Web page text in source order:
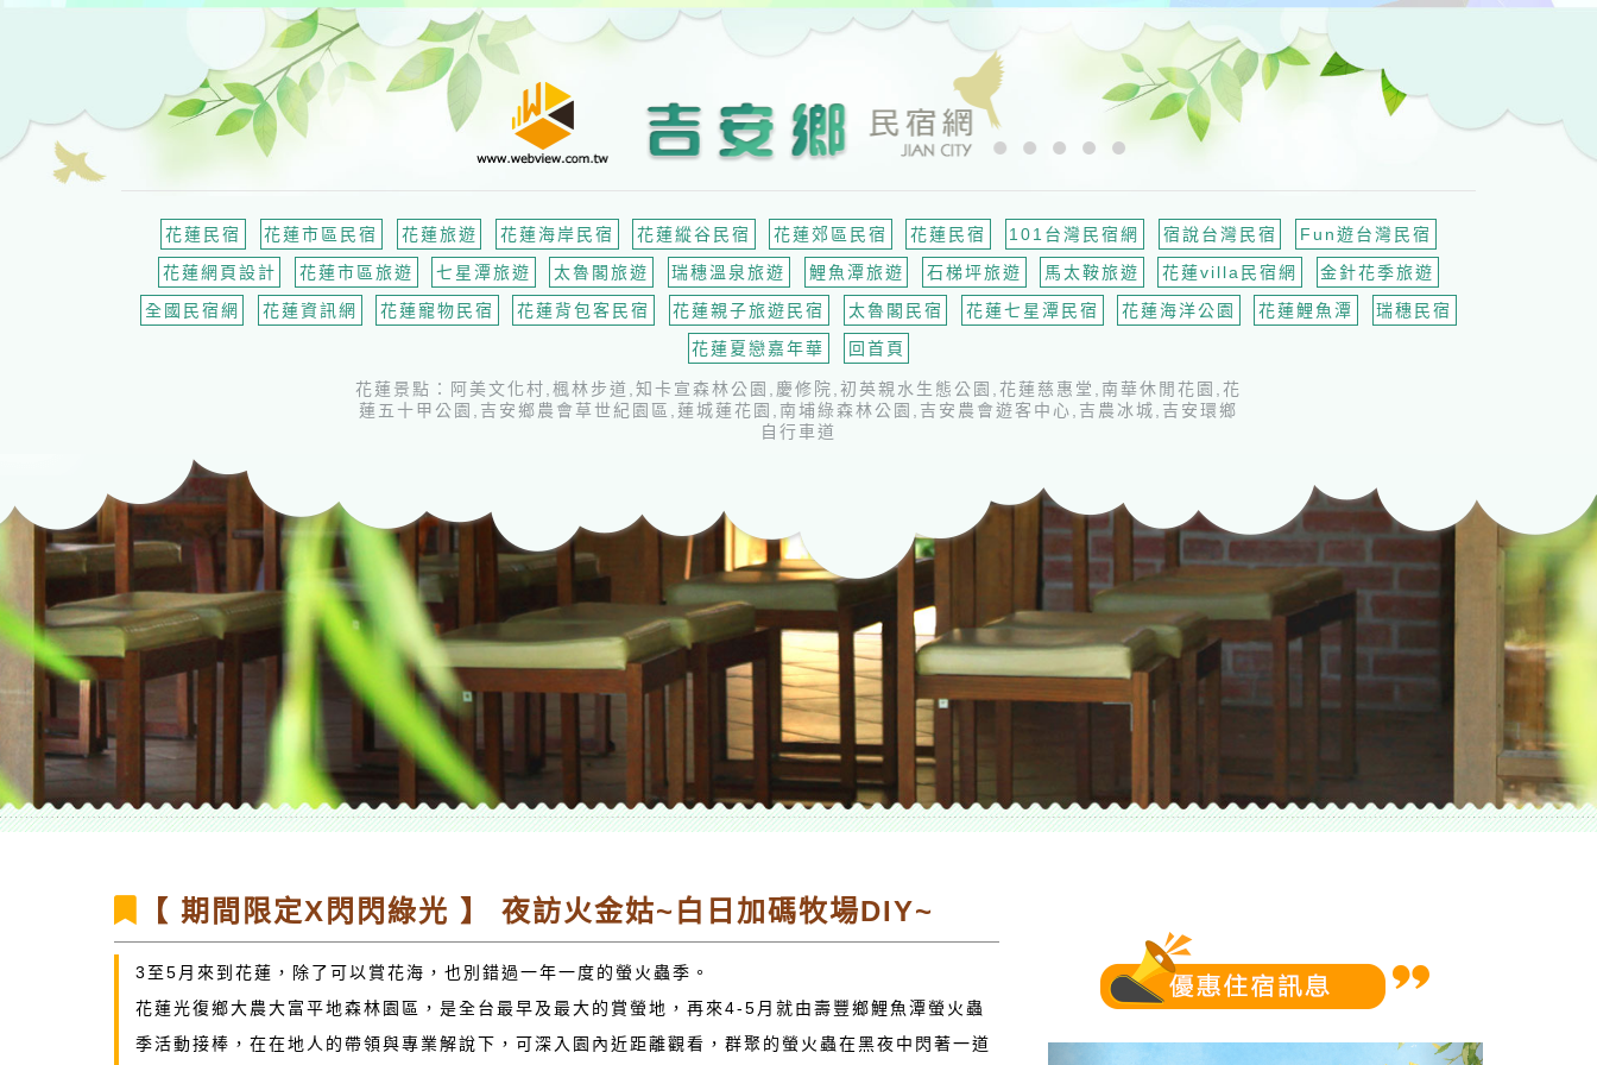
吉安鄉民宿網
花蓮民宿 花蓮市區民宿 花蓮旅遊 花蓮海岸民宿 花蓮縱谷民宿 花蓮郊區民宿 花蓮民宿 101台灣民宿網 宿說台灣民宿
Fun遊台灣民宿
花蓮網頁設計
花蓮市區旅遊 七星潭旅遊 太魯閣旅遊 瑞穗溫泉旅遊 鯉魚潭旅遊 石梯坪旅遊 馬太鞍旅遊 花蓮villa民宿網
金針花季旅遊
全國民宿網
花蓮資訊網 花蓮寵物民宿 花蓮背包客民宿 花蓮親子旅遊民宿 太魯閣民宿 花蓮七星潭民宿 花蓮海洋公園 花蓮鯉魚潭
瑞穗民宿
花蓮夏戀嘉年華
回首頁
花蓮景點：阿美文化村,楓林步道,知卡宣森林公園,慶修院,初英親水生態公園,花蓮慈惠堂,南華休閒花園,花
蓮五十甲公園,吉安鄉農會草世紀園區,蓮城蓮花園,南埔綠森林公園,吉安農會遊客中心,吉農冰城,吉安環鄉
自行車道
【 期間限定X閃閃綠光 】 夜訪火金姑~白日加碼牧場DIY~
3至5月來到花蓮，除了可以賞花海，也別錯過一年一度的螢火蟲季。
花蓮光復鄉大農大富平地森林園區，是全台最早及最大的賞螢地，再來4-5月就由壽豐鄉鯉魚潭螢火蟲
季活動接棒，在在地人的帶領與專業解說下，可深入園內近距離觀看，群聚的螢火蟲在黑夜中閃著一道